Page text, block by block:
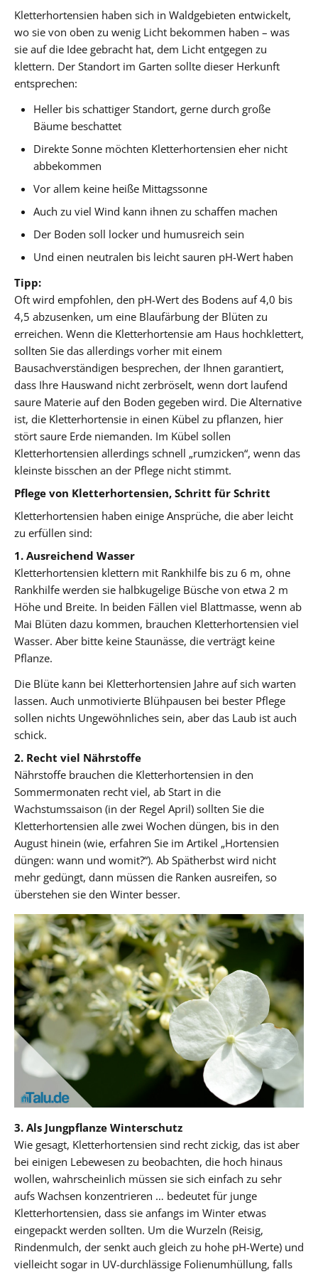
Kletterhortensien haben sich in Waldgebieten entwickelt,
wo sie von oben zu wenig Licht bekommen haben – was
sie auf die Idee gebracht hat, dem Licht entgegen zu
klettern. Der Standort im Garten sollte dieser Herkunft
entsprechen:
Heller bis schattiger Standort, gerne durch große
Bäume beschattet
Direkte Sonne möchten Kletterhortensien eher nicht
abbekommen
Vor allem keine heiße Mittagssonne
Auch zu viel Wind kann ihnen zu schaffen machen
Der Boden soll locker und humusreich sein
Und einen neutralen bis leicht sauren pH-Wert haben
Tipp:
Oft wird empfohlen, den pH-Wert des Bodens auf 4,0 bis
4,5 abzusenken, um eine Blaufärbung der Blüten zu
erreichen. Wenn die Kletterhortensie am Haus hochklettert,
sollten Sie das allerdings vorher mit einem
Bausachverständigen besprechen, der Ihnen garantiert,
dass Ihre Hauswand nicht zerbröselt, wenn dort laufend
saure Materie auf den Boden gegeben wird. Die Alternative
ist, die Kletterhortensie in einen Kübel zu pflanzen, hier
stört saure Erde niemanden. Im Kübel sollen
Kletterhortensien allerdings schnell „rumzicken“, wenn das
kleinste bisschen an der Pflege nicht stimmt.
Pflege von Kletterhortensien, Schritt für Schritt
Kletterhortensien haben einige Ansprüche, die aber leicht
zu erfüllen sind:
1. Ausreichend Wasser
Kletterhortensien klettern mit Rankhilfe bis zu 6 m, ohne
Rankhilfe werden sie halbkugelige Büsche von etwa 2 m
Höhe und Breite. In beiden Fällen viel Blattmasse, wenn ab
Mai Blüten dazu kommen, brauchen Kletterhortensien viel
Wasser. Aber bitte keine Staunässe, die verträgt keine
Pflanze.
Die Blüte kann bei Kletterhortensien Jahre auf sich warten
lassen. Auch unmotivierte Blühpausen bei bester Pflege
sollen nichts Ungewöhnliches sein, aber das Laub ist auch
schick.
2. Recht viel Nährstoffe
Nährstoffe brauchen die Kletterhortensien in den
Sommermonaten recht viel, ab Start in die
Wachstumssaison (in der Regel April) sollten Sie die
Kletterhortensien alle zwei Wochen düngen, bis in den
August hinein (wie, erfahren Sie im Artikel „Hortensien
düngen: wann und womit?“). Ab Spätherbst wird nicht
mehr gedüngt, dann müssen die Ranken ausreifen, so
überstehen sie den Winter besser.
3. Als Jungpflanze Winterschutz
Wie gesagt, Kletterhortensien sind recht zickig, das ist aber
bei einigen Lebewesen zu beobachten, die hoch hinaus
wollen, wahrscheinlich müssen sie sich einfach zu sehr
aufs Wachsen konzentrieren … bedeutet für junge
Kletterhortensien, dass sie anfangs im Winter etwas
eingepackt werden sollten. Um die Wurzeln (Reisig,
Rindenmulch, der senkt auch gleich zu hohe pH-Werte) und
vielleicht sogar in UV-durchlässige Folienumhüllung, falls